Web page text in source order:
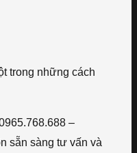
trong những cách
–
sẵn sàng tư vấn và